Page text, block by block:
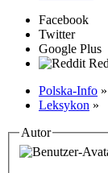
Facebook
Twitter
Google Plus
Polska-Info »
Leksykon »
Autor